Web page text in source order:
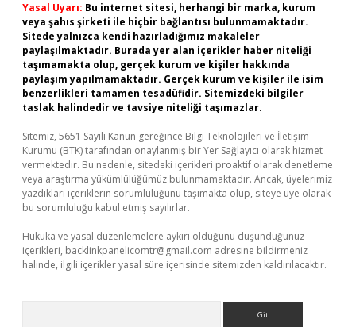
Yasal Uyarı: Bu internet sitesi, herhangi bir marka, kurum
veya şahıs şirketi ile hiçbir bağlantısı bulunmamaktadır.
Sitede yalnızca kendi hazırladığımız makaleler
paylaşılmaktadır. Burada yer alan içerikler haber niteliği
taşımamakta olup, gerçek kurum ve kişiler hakkında
paylaşım yapılmamaktadır. Gerçek kurum ve kişiler ile isim
benzerlikleri tamamen tesadüfidir. Sitemizdeki bilgiler
taslak halindedir ve tavsiye niteliği taşımazlar.
Sitemiz, 5651 Sayılı Kanun gereğince Bilgi Teknolojileri ve İletişim
Kurumu (BTK) tarafından onaylanmış bir Yer Sağlayıcı olarak hizmet
vermektedir. Bu nedenle, sitedeki içerikleri proaktif olarak denetleme
veya araştırma yükümlülüğümüz bulunmamaktadır. Ancak, üyelerimiz
yazdıkları içeriklerin sorumluluğunu taşımakta olup, siteye üye olarak
bu sorumluluğu kabul etmiş sayılırlar.
Hukuka ve yasal düzenlemelere aykırı olduğunu düşündüğünüz
içerikleri, backlinkpanelicomtr@gmail.com adresine bildirmeniz
halinde, ilgili içerikler yasal süre içerisinde sitemizden kaldırılacaktır.